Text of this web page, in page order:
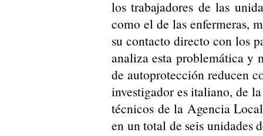
los trabajadores de las
como el de las enfermeras,
su contacto directo con los
analiza esta problemática y
de autoprotección reducen
investigador es italiano, de
técnicos de la Agencia
en un total de seis unidades